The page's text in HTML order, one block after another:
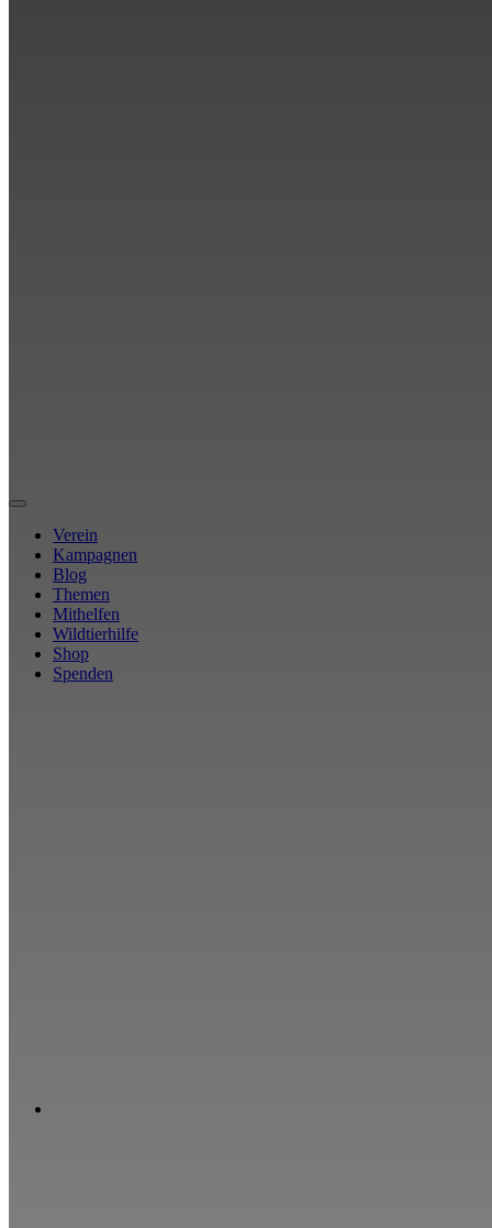
Verein
Kampagnen
Blog
Themen
Mithelfen
Wildtierhilfe
Shop
Spenden